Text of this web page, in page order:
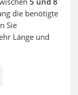
die benötigte
Sie
Länge und